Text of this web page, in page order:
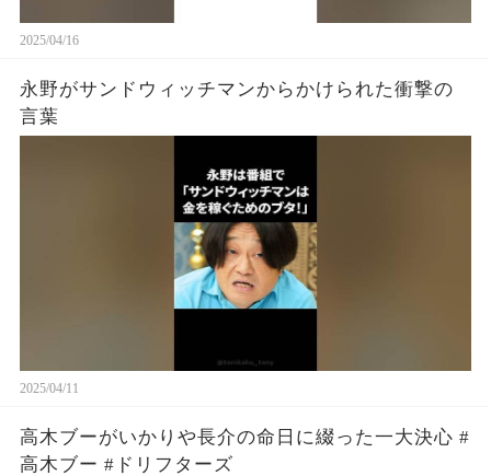
2025/04/16
永野がサンドウィッチマンからかけられた衝撃の
言葉
2025/04/11
高木ブーがいかりや長介の命日に綴った一大決心 #
高木ブー #ドリフターズ